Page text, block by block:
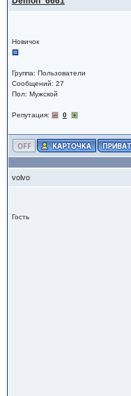
Новичок
Группа: Пользователи
Сообщений: 27
Пол: Мужской
Репутация: 0
volvo
Гость